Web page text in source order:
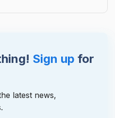
Sign up for
latest news,